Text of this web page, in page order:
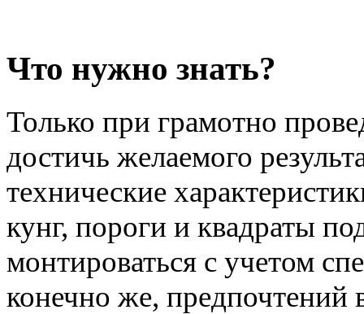
Что нужно знать?
Только при грамотно
достичь желаемого
технические
кунг, пороги и квадраты
монтироваться с учетом
конечно же, предпочтений